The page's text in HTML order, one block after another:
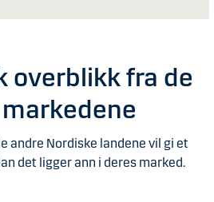
overblikk fra de
andre Nordiske landene vil gi et
det ligger ann i deres marked.